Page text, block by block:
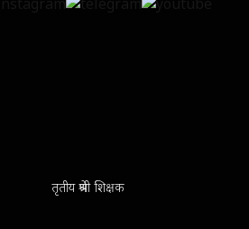
तृतीय श्रेणी शिक्षक